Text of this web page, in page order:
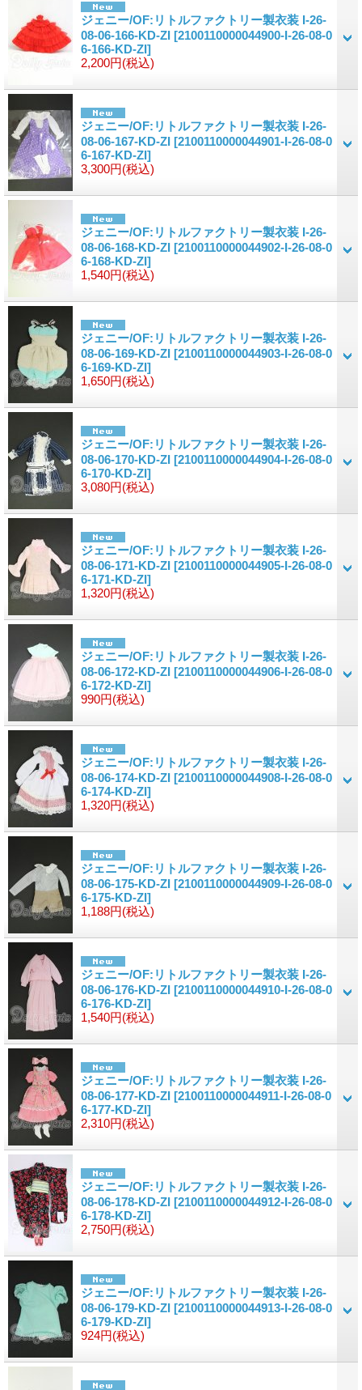
ジェニー/OF:リトルファクトリー製衣装 I-26-
08-06-166-KD-ZI [2100110000044900-I-26-08-0
6-166-KD-ZI]
2,200円(税込)
ジェニー/OF:リトルファクトリー製衣装 I-26-
08-06-167-KD-ZI [2100110000044901-I-26-08-0
6-167-KD-ZI]
3,300円(税込)
ジェニー/OF:リトルファクトリー製衣装 I-26-
08-06-168-KD-ZI [2100110000044902-I-26-08-0
6-168-KD-ZI]
1,540円(税込)
ジェニー/OF:リトルファクトリー製衣装 I-26-
08-06-169-KD-ZI [2100110000044903-I-26-08-0
6-169-KD-ZI]
1,650円(税込)
ジェニー/OF:リトルファクトリー製衣装 I-26-
08-06-170-KD-ZI [2100110000044904-I-26-08-0
6-170-KD-ZI]
3,080円(税込)
ジェニー/OF:リトルファクトリー製衣装 I-26-
08-06-171-KD-ZI [2100110000044905-I-26-08-0
6-171-KD-ZI]
1,320円(税込)
ジェニー/OF:リトルファクトリー製衣装 I-26-
08-06-172-KD-ZI [2100110000044906-I-26-08-0
6-172-KD-ZI]
990円(税込)
ジェニー/OF:リトルファクトリー製衣装 I-26-
08-06-174-KD-ZI [2100110000044908-I-26-08-0
6-174-KD-ZI]
1,320円(税込)
ジェニー/OF:リトルファクトリー製衣装 I-26-
08-06-175-KD-ZI [2100110000044909-I-26-08-0
6-175-KD-ZI]
1,188円(税込)
ジェニー/OF:リトルファクトリー製衣装 I-26-
08-06-176-KD-ZI [2100110000044910-I-26-08-0
6-176-KD-ZI]
1,540円(税込)
ジェニー/OF:リトルファクトリー製衣装 I-26-
08-06-177-KD-ZI [2100110000044911-I-26-08-0
6-177-KD-ZI]
2,310円(税込)
ジェニー/OF:リトルファクトリー製衣装 I-26-
08-06-178-KD-ZI [2100110000044912-I-26-08-0
6-178-KD-ZI]
2,750円(税込)
ジェニー/OF:リトルファクトリー製衣装 I-26-
08-06-179-KD-ZI [2100110000044913-I-26-08-0
6-179-KD-ZI]
924円(税込)